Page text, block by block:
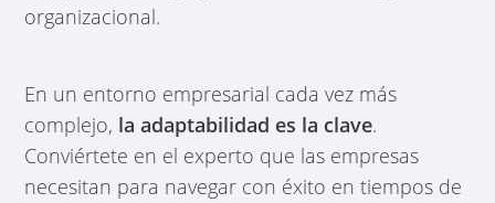
organizacional.
En un entorno empresarial cada vez más
complejo, la adaptabilidad es la clave.
Conviértete en el experto que las empresas
necesitan para navegar con éxito en tiempos de